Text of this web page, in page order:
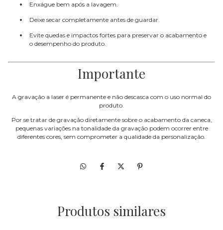
Enxágue bem após a lavagem.
Deixe secar completamente antes de guardar.
Evite quedas e impactos fortes para preservar o acabamento e
o desempenho do produto.
Importante
A gravação a laser é permanente e não descasca com o uso normal do
produto.
Por se tratar de gravação diretamente sobre o acabamento da caneca,
pequenas variações na tonalidade da gravação podem ocorrer entre
diferentes cores, sem comprometer a qualidade da personalização.
Produtos similares